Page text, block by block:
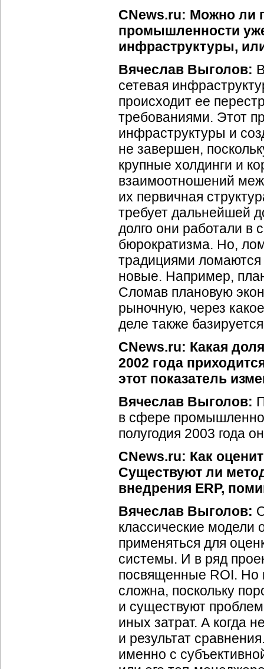
CNews.ru: Можно ли
промышленности
инфраструктуры,
Вячеслав Выголов:
сетевая
происходит ее
требованиями. Этот
инфраструктуры и
не завершен,
крупные холдинги и
взаимоотношений
их первичная
требует дальнейшей
долго они работали в
бюрократизма. Но,
традициями
новые. Например,
Сломав плановую
рыночную, через
деле также
CNews.ru: Какая
2002 года
этот показатель
Вячеслав Выголов:
в сфере
полугодия 2003 года
CNews.ru: Как
Существуют ли
внедрения ERP,
Вячеслав Выголов:
классические модели
применяться для
системы. И в ряд
посвященные ROI. Но
сложна, поскольку
и существуют
иных затрат. А когда
и результат
именно с